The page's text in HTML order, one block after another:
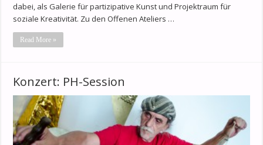
dabei, als Galerie für partizipative Kunst und Projektraum für
soziale Kreativität. Zu den Offenen Ateliers …
Read More »
Konzert: PH-Session